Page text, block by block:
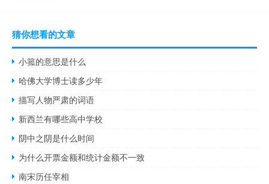
猜你想看的文章
小箛的意思是什么
哈佛大学博士读多少年
描写人物严肃的词语
新西兰有哪些高中学校
阴中之阴是什么时间
为什么开票金额和统计金额不一致
南宋历任宰相